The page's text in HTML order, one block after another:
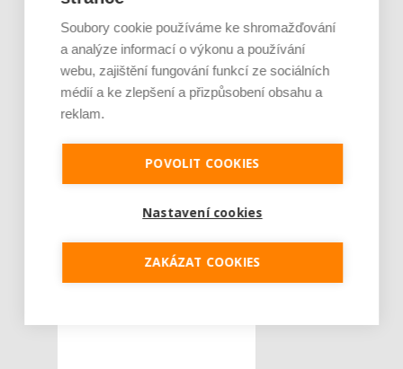
Soubory cookie používáme ke shromažďování
a analýze informací o výkonu a používání
webu, zajištění fungování funkcí ze sociálních
médií a ke zlepšení a přizpůsobení obsahu a
reklam.
POVOLIT COOKIES
Nastavení cookies
ZAKÁZAT COOKIES